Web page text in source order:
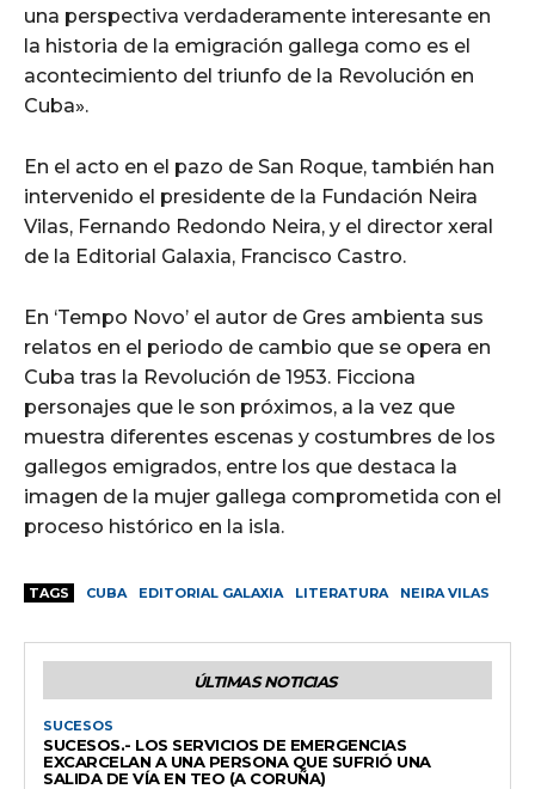
una perspectiva verdaderamente interesante en
la historia de la emigración gallega como es el
acontecimiento del triunfo de la Revolución en
Cuba».
En el acto en el pazo de San Roque, también han
intervenido el presidente de la Fundación Neira
Vilas, Fernando Redondo Neira, y el director xeral
de la Editorial Galaxia, Francisco Castro.
En ‘Tempo Novo’ el autor de Gres ambienta sus
relatos en el periodo de cambio que se opera en
Cuba tras la Revolución de 1953. Ficciona
personajes que le son próximos, a la vez que
muestra diferentes escenas y costumbres de los
gallegos emigrados, entre los que destaca la
imagen de la mujer gallega comprometida con el
proceso histórico en la isla.
TAGS CUBA EDITORIAL GALAXIA LITERATURA NEIRA VILAS
ÚLTIMAS NOTICIAS
SUCESOS
SUCESOS.- LOS SERVICIOS DE EMERGENCIAS
EXCARCELAN A UNA PERSONA QUE SUFRIÓ UNA
SALIDA DE VÍA EN TEO (A CORUÑA)